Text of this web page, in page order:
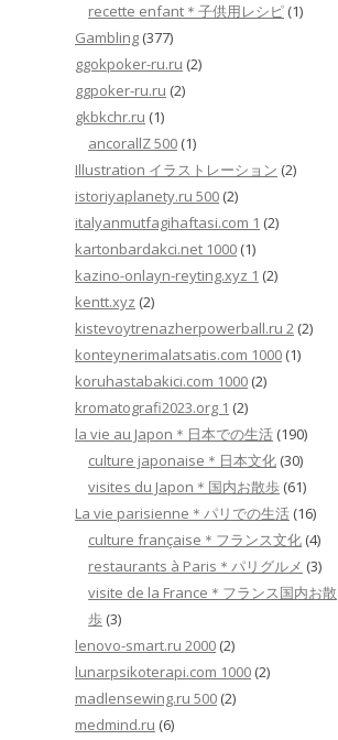
recette enfant＊子供用レシピ (1)
Gambling (377)
ggokpoker-ru.ru (2)
ggpoker-ru.ru (2)
gkbkchr.ru (1)
ancorallZ 500 (1)
Illustration イラストレーション (2)
istoriyaplanety.ru 500 (2)
italyanmutfagihaftasi.com 1 (2)
kartonbardakci.net 1000 (1)
kazino-onlayn-reyting.xyz 1 (2)
kentt.xyz (2)
kistevoytrenazherpowerball.ru 2 (2)
konteynerimalatsatis.com 1000 (1)
koruhastabakici.com 1000 (2)
kromatografi2023.org 1 (2)
la vie au Japon＊日本での生活 (190)
culture japonaise＊日本文化 (30)
visites du Japon＊国内お散歩 (61)
La vie parisienne＊パリでの生活 (16)
culture française＊フランス文化 (4)
restaurants à Paris＊パリグルメ (3)
visite de la France＊フランス国内お散
歩 (3)
lenovo-smart.ru 2000 (2)
lunarpsikoterapi.com 1000 (2)
madlensewing.ru 500 (2)
medmind.ru (6)